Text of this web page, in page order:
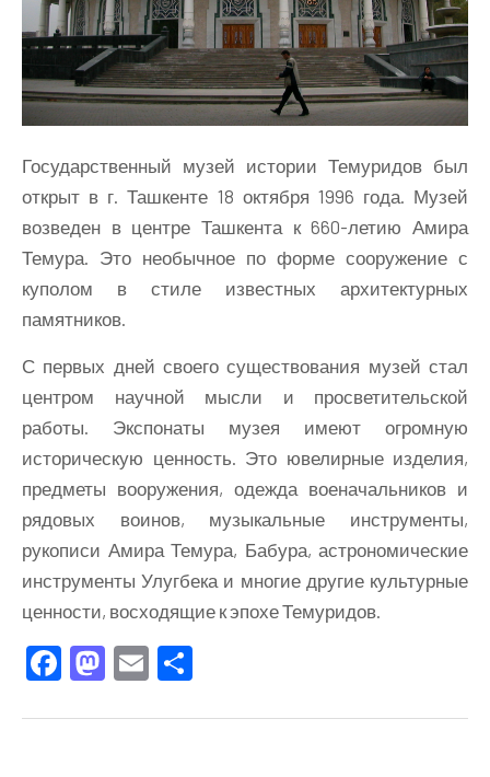
Государственный музей истории Темуридов был
открыт в г. Ташкенте 18 октября 1996 года. Музей
возведен в центре Ташкента к 660-летию Амира
Темура. Это необычное по форме сооружение с
куполом в стиле известных архитектурных
памятников.
С первых дней своего существования музей стал
центром научной мысли и просветительской
работы. Экспонаты музея имеют огромную
историческую ценность. Это ювелирные изделия,
предметы вооружения, одежда военачальников и
рядовых воинов, музыкальные инструменты,
рукописи Амира Темура, Бабура, астрономические
инструменты Улугбека и многие другие культурные
ценности, восходящие к эпохе Темуридов.
Facebook
Mastodon
Email